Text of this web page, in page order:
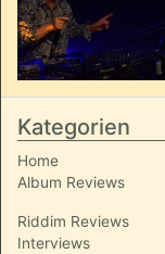
Kategorien
Home
Album Reviews
Riddim Reviews
Interviews